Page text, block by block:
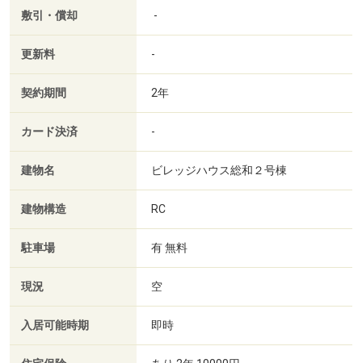
敷引・償却 -
更新料 -
契約期間 2年
カード決済 -
建物名 ビレッジハウス総和２号棟
建物構造 RC
駐車場 有 無料
現況 空
入居可能時期 即時